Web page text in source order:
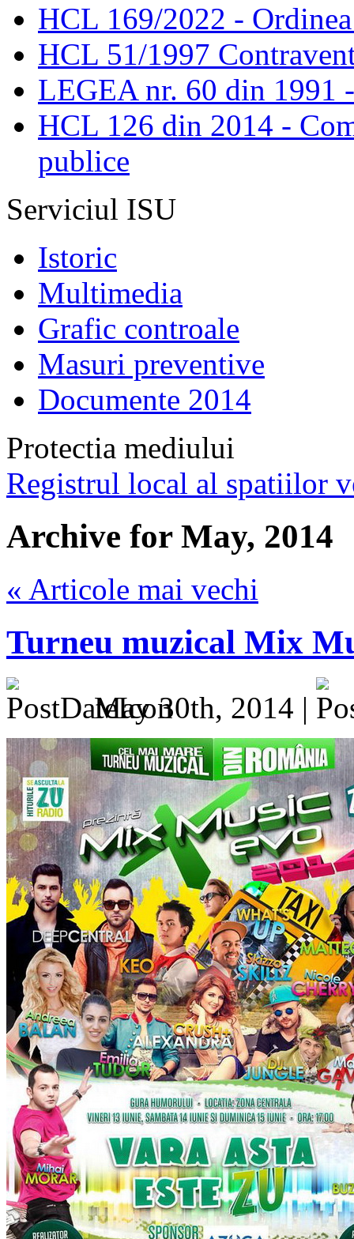
HCL 169/2022 -
HCL 51/1997
LEGEA nr. 60 din 1991
HCL 126 din 2014 -
publice
Serviciul ISU
Istoric
Multimedia
Grafic controale
Masuri preventive
Documente 2014
Protectia mediului
Registrul local al spatiilor
Archive for May, 2014
« Articole mai vechi
Turneu muzical Mix
May 30th, 2014 |